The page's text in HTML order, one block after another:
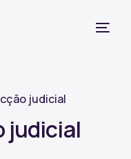
judicial
judicial